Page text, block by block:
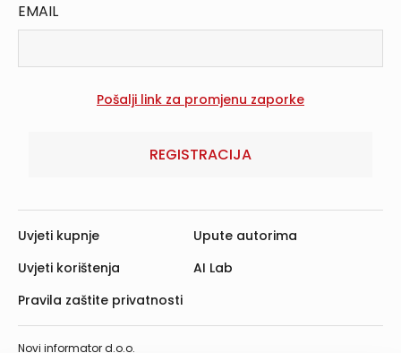
EMAIL
REGISTRACIJA
Novi informator d.o.o.
Uvjeti kupnje
Uvjeti korištenja
Pravila zaštite privatnosti
Upute autorima
AI Lab